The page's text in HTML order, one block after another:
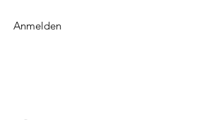
Anmelden